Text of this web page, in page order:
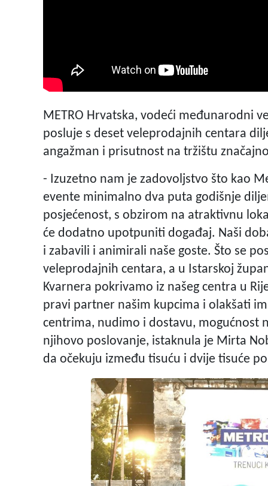
METRO Hrvatska, vodeći međunarodni
posluje s deset veleprodajnih centara
angažman i prisutnost na tržištu
- Izuzetno nam je zadovoljstvo što kao
evente minimalno dva puta godišnje
posjećenost, s obzirom na atraktivnu
će dodatno upotpuniti događaj. Naši
i zabavili i animirali naše goste. Što se
veleprodajnih centara, a u Istarskoj
Kvarnera pokrivamo iz našeg centra u
pravi partner našim kupcima i olakšati
centrima, nudimo i dostavu, mogućnost
njihovo poslovanje, istaknula je Mirta
da očekuju između tisuću i dvije tisuće